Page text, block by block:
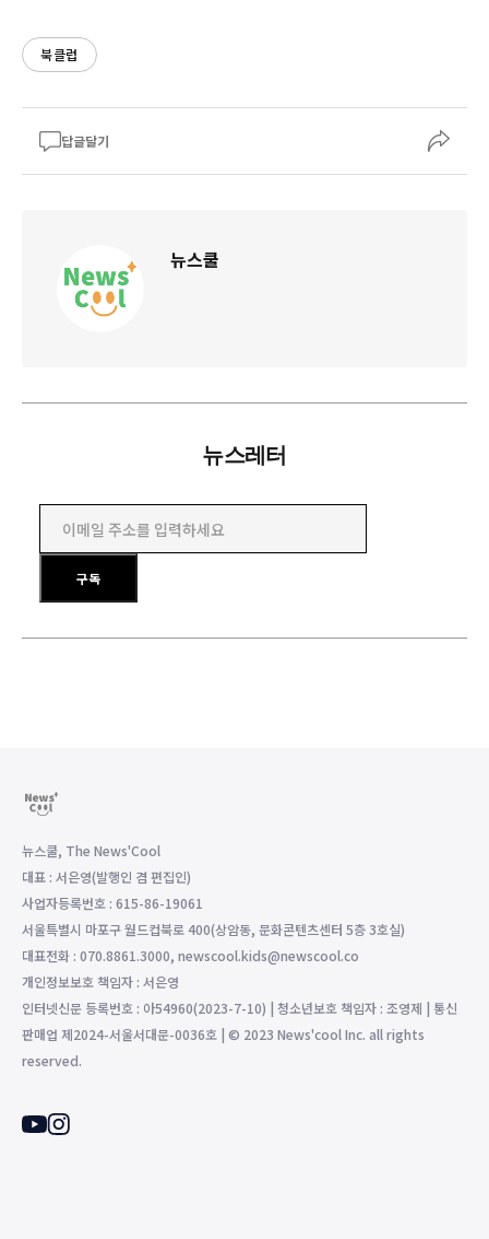
북클럽
답글달기
뉴스쿨
뉴스레터
구독
뉴스쿨, The News'Cool
대표 : 서은영(발행인 겸 편집인)
사업자등록번호 : 615-86-19061
서울특별시 마포구 월드컵북로 400(상암동, 문화콘텐츠센터 5층 3호실)
대표전화 : 070.8861.3000, newscool.kids@newscool.co
개인정보보호 책임자 : 서은영
인터넷신문 등록번호 : 아54960(2023-7-10) | 청소년보호 책임자 : 조영제 | 통신
판매업 제2024-서울서대문-0036호 | © 2023 News'cool Inc. all rights
reserved.